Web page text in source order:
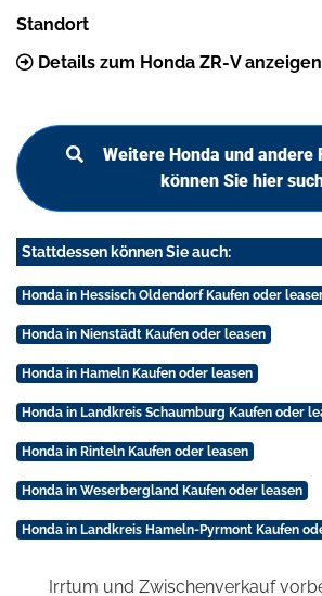
Standort
Details zum Honda ZR-V anzeigen
Weitere Honda und andere
können Sie hier
Stattdessen können Sie auch:
Honda in Hessisch Oldendorf Kaufen oder
Honda in Nienstädt Kaufen oder leasen
Honda in Hameln Kaufen oder leasen
Honda in Landkreis Schaumburg Kaufen oder
Honda in Rinteln Kaufen oder leasen
Honda in Weserbergland Kaufen oder leasen
Honda in Landkreis Hameln-Pyrmont Kaufen
Irrtum und Zwischenverkauf